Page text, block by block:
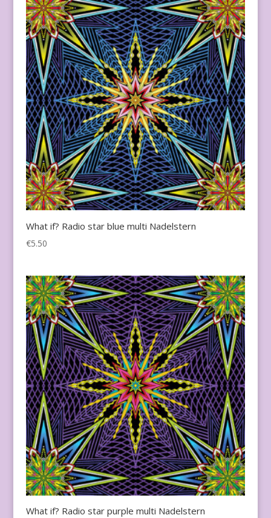
What if? Radio star blue multi Nadelstern
€5.50
What if? Radio star purple multi Nadelstern